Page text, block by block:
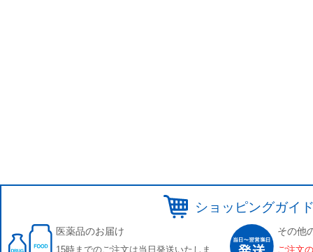
ショッピングガイ
医薬品のお届け
15時までのご注文は当日発送いたしま
その他
ご注文